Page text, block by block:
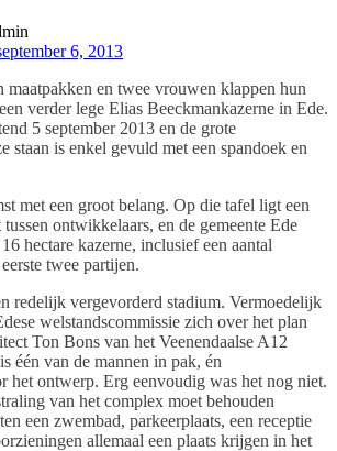
6, 2013
maatpakken en twee vrouwen klappen hun
verder lege Elias Beeckmankazerne in Ede.
5 september 2013 en de grote
staan is enkel gevuld met een spandoek en
met een groot belang. Op die tafel ligt een
ontwikkelaars, en de gemeente Ede
hectare kazerne, inclusief een aantal
twee partijen.
redelijk vergevorderd stadium. Vermoedelijk
welstandscommissie zich over het plan
Ton Bons van het Veenendaalse A12
één van de mannen in pak, én
het ontwerp. Erg eenvoudig was het nog niet.
van het complex moet behouden
een zwembad, parkeerplaats, een receptie
allemaal een plaats krijgen in het